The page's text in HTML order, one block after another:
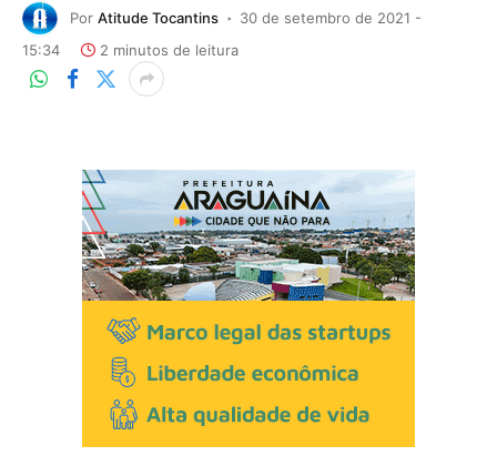
Por Atitude Tocantins
30 de setembro de 2021 -
15:34
2 minutos de leitura